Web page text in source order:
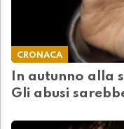
CRONACA
In autunno alla
Gli abusi